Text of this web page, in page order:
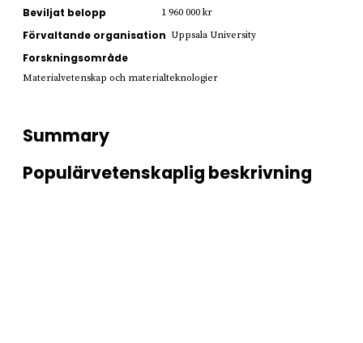
Beviljat belopp 1 960 000 kr
Förvaltande organisation Uppsala University
Forskningsområde
Materialvetenskap och materialteknologier
Summary
Populärvetenskaplig beskrivning